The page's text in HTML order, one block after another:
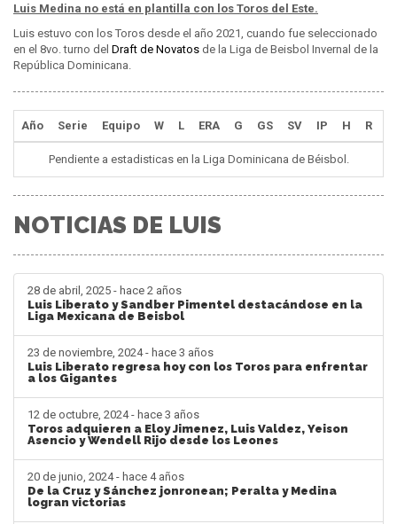
Luis Medina no está en plantilla con los Toros del Este.
Luis estuvo con los Toros desde el año 2021, cuando fue seleccionado
en el 8vo. turno del Draft de Novatos de la Liga de Beisbol Invernal de la
República Dominicana.
Año Serie Equipo W L ERA G GS SV IP H R
Pendiente a estadisticas en la Liga Dominicana de Béisbol.
NOTICIAS DE LUIS
28 de abril, 2025 - hace 2 años
Luis Liberato y Sandber Pimentel destacándose en la
Liga Mexicana de Beisbol
23 de noviembre, 2024 - hace 3 años
Luis Liberato regresa hoy con los Toros para enfrentar
a los Gigantes
12 de octubre, 2024 - hace 3 años
Toros adquieren a Eloy Jimenez, Luis Valdez, Yeison
Asencio y Wendell Rijo desde los Leones
20 de junio, 2024 - hace 4 años
De la Cruz y Sánchez jonronean; Peralta y Medina
logran victorias